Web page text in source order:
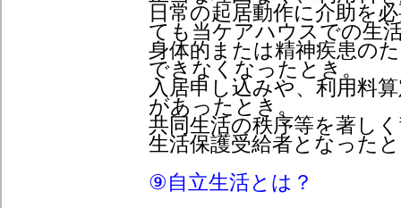
日常の起居動作に介助を
ても当ケアハウスでの生
身体的または精神疾患の
できなくなったとき。
入居申し込みや、利用料
があったとき。
共同生活の秩序等を著し
生活保護受給者となった
⑨自立生活とは？